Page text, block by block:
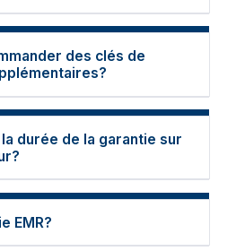
des clés de
durée de la garantie sur
EMR?